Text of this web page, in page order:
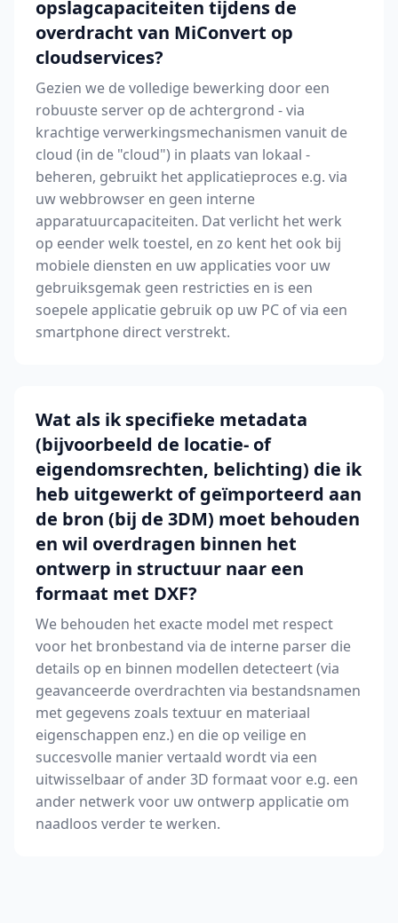
opslagcapaciteiten tijdens de
overdracht van MiConvert op
cloudservices?
Gezien we de volledige bewerking door een
robuuste server op de achtergrond - via
krachtige verwerkingsmechanismen vanuit de
cloud (in de "cloud") in plaats van lokaal -
beheren, gebruikt het applicatieproces e.g. via
uw webbrowser en geen interne
apparatuurcapaciteiten. Dat verlicht het werk
op eender welk toestel, en zo kent het ook bij
mobiele diensten en uw applicaties voor uw
gebruiksgemak geen restricties en is een
soepele applicatie gebruik op uw PC of via een
smartphone direct verstrekt.
Wat als ik specifieke metadata
(bijvoorbeeld de locatie- of
eigendomsrechten, belichting) die ik
heb uitgewerkt of geïmporteerd aan
de bron (bij de 3DM) moet behouden
en wil overdragen binnen het
ontwerp in structuur naar een
formaat met DXF?
We behouden het exacte model met respect
voor het bronbestand via de interne parser die
details op en binnen modellen detecteert (via
geavanceerde overdrachten via bestandsnamen
met gegevens zoals textuur en materiaal
eigenschappen enz.) en die op veilige en
succesvolle manier vertaald wordt via een
uitwisselbaar of ander 3D formaat voor e.g. een
ander netwerk voor uw ontwerp applicatie om
naadloos verder te werken.